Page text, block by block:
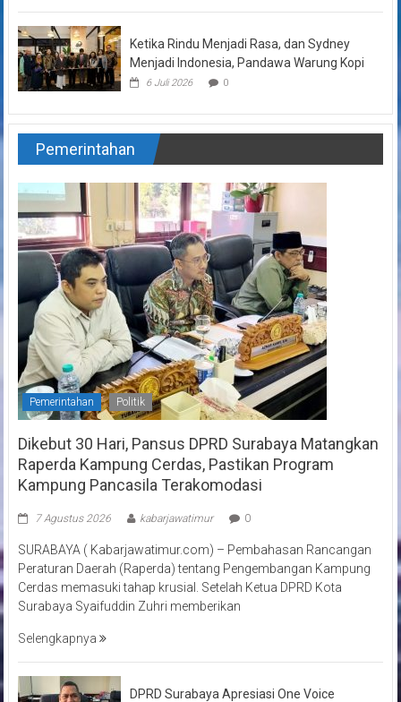
Ketika Rindu Menjadi Rasa, dan Sydney
Menjadi Indonesia, Pandawa Warung Kopi
6 Juli 2026 0
Pemerintahan
Pemerintahan Politik
Dikebut 30 Hari, Pansus DPRD Surabaya Matangkan
Raperda Kampung Cerdas, Pastikan Program
Kampung Pancasila Terakomodasi
7 Agustus 2026 kabarjawatimur 0
SURABAYA ( Kabarjawatimur.com) – Pembahasan Rancangan
Peraturan Daerah (Raperda) tentang Pengembangan Kampung
Cerdas memasuki tahap krusial. Setelah Ketua DPRD Kota
Surabaya Syaifuddin Zuhri memberikan
Selengkapnya
DPRD Surabaya Apresiasi One Voice